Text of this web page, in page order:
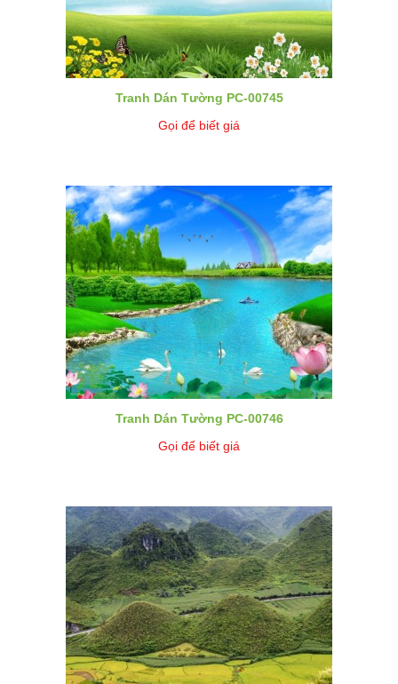
Tranh Dán Tường PC-00745
Gọi để biết giá
Tranh Dán Tường PC-00746
Gọi để biết giá